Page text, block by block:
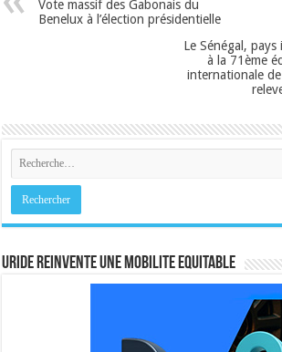
Vote massif des Gabonais du
Benelux à l’élection présidentielle
Le Sénégal, pays
à la 71ème
internationale
URIDE REINVENTE UNE MOBILITE EQUITABLE